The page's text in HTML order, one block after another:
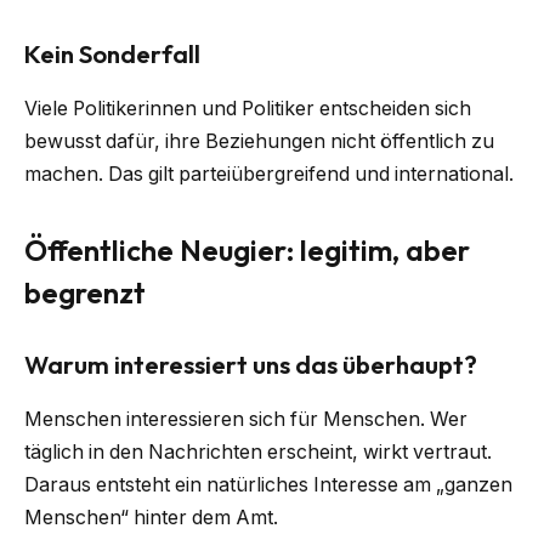
Kein Sonderfall
Viele Politikerinnen und Politiker entscheiden sich
bewusst dafür, ihre Beziehungen nicht öffentlich zu
machen. Das gilt parteiübergreifend und international.
Öffentliche Neugier: legitim, aber
begrenzt
Warum interessiert uns das überhaupt?
Menschen interessieren sich für Menschen. Wer
täglich in den Nachrichten erscheint, wirkt vertraut.
Daraus entsteht ein natürliches Interesse am „ganzen
Menschen“ hinter dem Amt.